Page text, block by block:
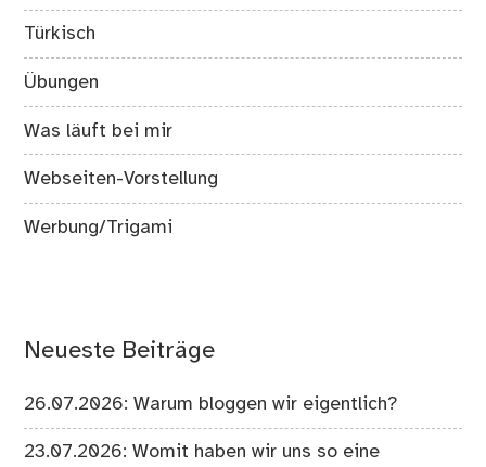
Türkisch
Übungen
Was läuft bei mir
Webseiten-Vorstellung
Werbung/Trigami
Neueste Beiträge
26.07.2026: Warum bloggen wir eigentlich?
23.07.2026: Womit haben wir uns so eine